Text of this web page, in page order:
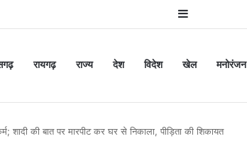
Sidebar
रायगढ़ राज्य देश विदेश खेल मनोरंजन
की बात पर मारपीट कर घर से निकाला, पीड़िता की शिकायत